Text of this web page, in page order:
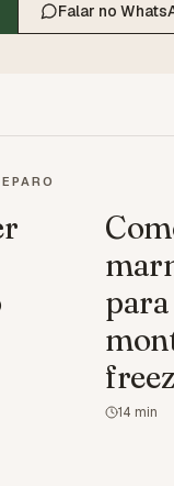
Falar no
14 min